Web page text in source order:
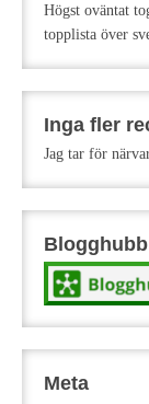
Högst oväntat
topplista över
Inga fler
Jag tar för
Blogghubb
Meta